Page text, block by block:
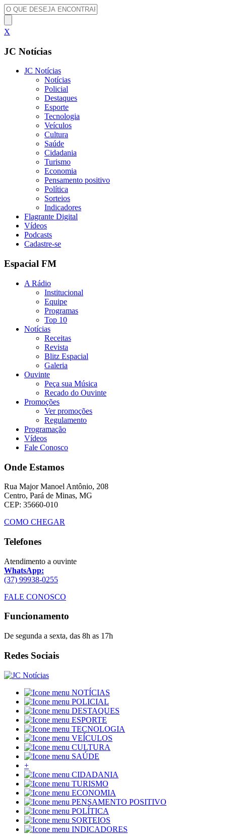
X
JC Notícias
JC Notícias
Notícias
Policial
Destaques
Esporte
Tecnologia
Veículos
Cultura
Saúde
Cidadania
Turismo
Economia
Pensamento positivo
Política
Sorteios
Indicadores
Flagrante Digital
Vídeos
Podcasts
Cadastre-se
Espacial FM
A Rádio
Institucional
Equipe
Programas
Top 10
Notícias
Receitas
Revista
Blitz Espacial
Galeria
Ouvinte
Peça sua Música
Recado do Ouvinte
Promoções
Ver promoções
Regulamento
Programação
Vídeos
Fale Conosco
Onde Estamos
Rua Major Manoel Antônio, 208
Centro, Pará de Minas, MG
CEP: 35660-010
COMO CHEGAR
Telefones
Atendimento a ouvinte
WhatsApp:
(37) 99938-0255
FALE CONOSCO
Funcionamento
De segunda a sexta, das 8h as 17h
Redes Sociais
NOTÍCIAS
POLICIAL
DESTAQUES
ESPORTE
TECNOLOGIA
VEÍCULOS
CULTURA
SAÚDE
+
CIDADANIA
TURISMO
ECONOMIA
PENSAMENTO POSITIVO
POLÍTICA
SORTEIOS
INDICADORES